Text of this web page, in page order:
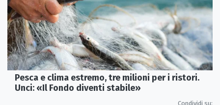
Pesca e clima estremo, tre milioni per i ristori.